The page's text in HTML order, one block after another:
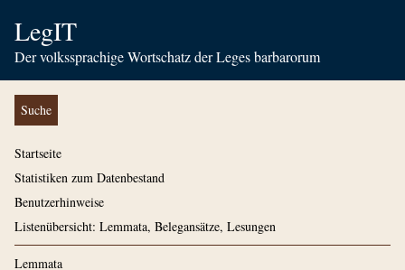
LegIT
Der volkssprachige Wortschatz der Leges barbarorum
Suche
Startseite
Statistiken zum Datenbestand
Benutzerhinweise
Listenübersicht: Lemmata, Belegansätze, Lesungen
Lemmata